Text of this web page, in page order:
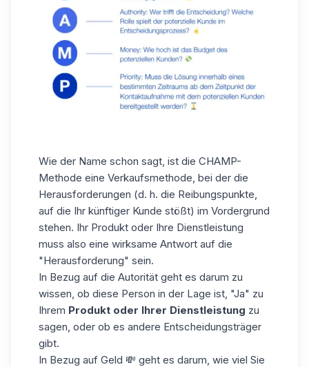
Wie der Name schon sagt, ist die CHAMP-
Methode eine Verkaufsmethode, bei der die
Herausforderungen (d. h. die Reibungspunkte,
auf die Ihr künftiger Kunde stößt) im Vordergrund
stehen. Ihr Produkt oder Ihre Dienstleistung
muss also eine wirksame Antwort auf die
"Herausforderung" sein.
In Bezug auf die Autorität geht es darum zu
wissen, ob diese Person in der Lage ist, "Ja" zu
Ihrem Produkt oder Ihrer Dienstleistung zu
sagen, oder ob es andere Entscheidungsträger
gibt.
In Bezug auf Geld 💸 geht es darum, wie viel Sie